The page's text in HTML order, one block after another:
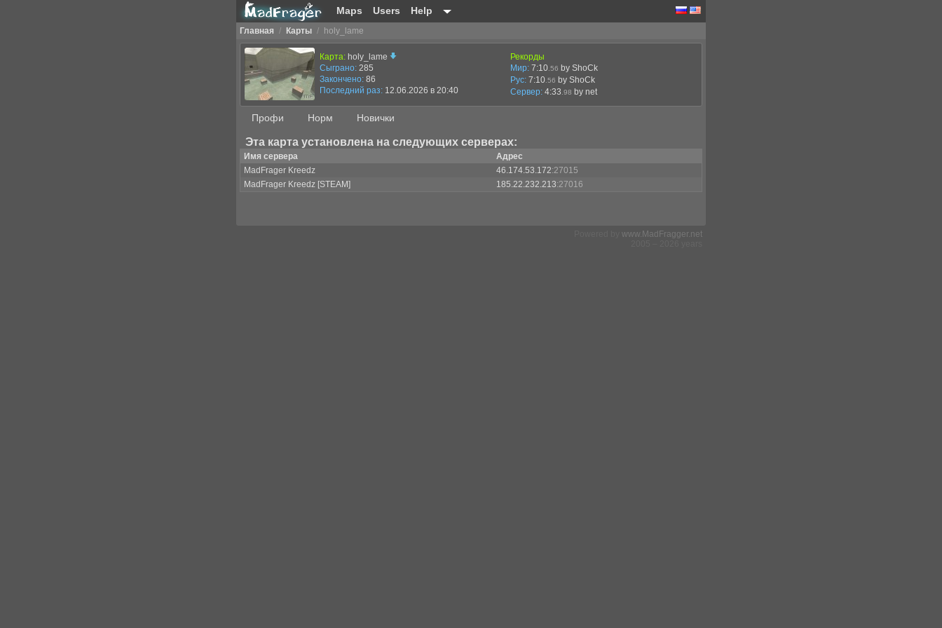
Maps Users Help
Главная / Карты / holy_lame
Карта: holy_lame
Сыграно: 285
Закончено: 86
Последний раз: 12.06.2026 в 20:40
Рекорды
Мир: 7:10 .56 by ShoCk
Рус: 7:10 .56 by ShoCk
Сервер: 4:33 .98 by net
Профи Норм Новички
Эта карта установлена на следующих серверах:
Имя сервера
Адрес
MadFrager Kreedz
46.174.53.172:27015
MadFrager Kreedz [STEAM]
185.22.232.213:27016
www.MadFragger.net